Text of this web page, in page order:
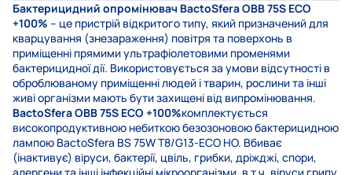
Бактерицидний опромінювач BactoSfera OBB 75S ECO
+100% – це пристрій відкритого типу, який призначений для
кварцування (знезараження) повітря та поверхонь в
приміщенні прямими ультрафіолетовими променями
бактерицидної дії. Використовується за умови відсутності в
оброблюваному приміщенні людей і тварин, рослини та інші
живі організми мають бути захищені від випромінювання.
BactoSfera OBB 75S ECO +100%комплектується
високопродуктивною небиткою безозоновою бактерицидною
лампою BactoSfera BS 75W T8/G13-ECO HO. Вбиває
(інактивує) віруси, бактерії, цвіль, грибки, дріжджі, спори,